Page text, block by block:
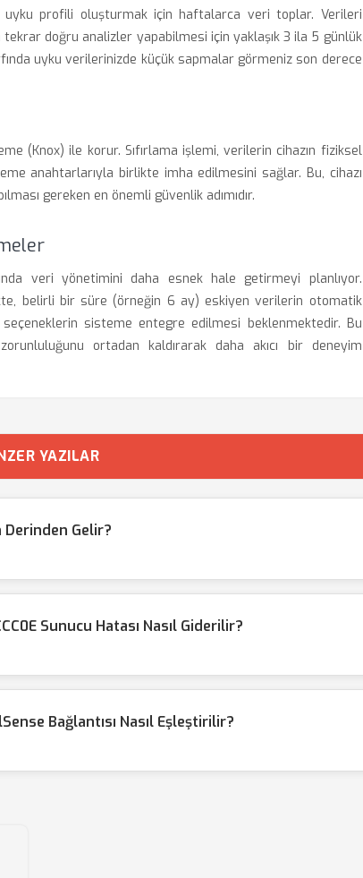
uyku profili oluşturmak için haftalarca veri toplar. Verileri
tekrar doğru analizler yapabilmesi için yaklaşık 3 ila 5 günlük
uyku verilerinizde küçük sapmalar görmeniz son derece
(Knox) ile korur. Sıfırlama işlemi, verilerin cihazın fiziksel
anahtarlarıyla birlikte imha edilmesini sağlar. Bu, cihazı
gereken en önemli güvenlik adımıdır.
veri yönetimini daha esnek hale getirmeyi planlıyor.
belirli bir süre (örneğin 6 ay) eskiyen verilerin otomatik
sisteme entegre edilmesi beklenmektedir. Bu
ortadan kaldırarak daha akıcı bir deneyim
YAZILAR
Gelir?
Sunucu Hatası Nasıl Giderilir?
Bağlantısı Nasıl Eşleştirilir?